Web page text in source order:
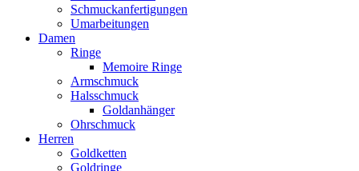
Schmuckanfertigungen
Umarbeitungen
Damen
Ringe
Memoire Ringe
Armschmuck
Halsschmuck
Goldanhänger
Ohrschmuck
Herren
Goldketten
Goldringe